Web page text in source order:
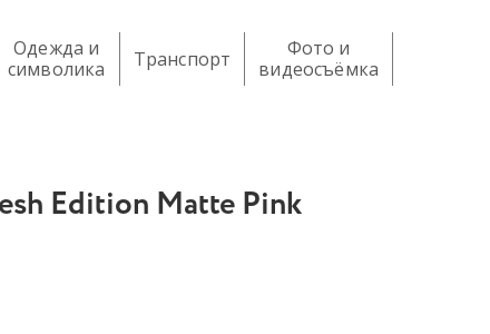
Одежда и
символика
Транспорт
Фото и
видеосъёмка
Edition Matte Pink